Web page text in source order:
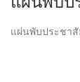
แผ่นพับประชา